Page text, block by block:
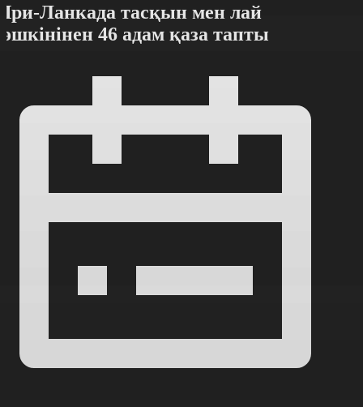
Ланкада тасқын мен лай
46 адам қаза тапты